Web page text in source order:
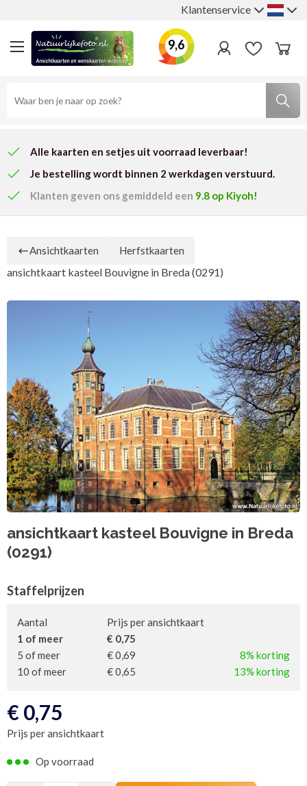
Klantenservice
9,6
Alle kaarten en setjes uit voorraad leverbaar!
Je bestelling wordt binnen 2 werkdagen verstuurd.
Klanten geven ons gemiddeld een 9.8 op Kiyoh!
Ansichtkaarten Herfstkaarten
ansichtkaart kasteel Bouvigne in Breda (0291)
ansichtkaart kasteel Bouvigne in Breda
(0291)
Staffelprijzen
Aantal
Prijs per ansichtkaart
1 of meer
€ 0,75
5 of meer
€ 0,69
8% korting
10 of meer
€ 0,65 13% korting
€ 0,75
Prijs per ansichtkaart
Op voorraad